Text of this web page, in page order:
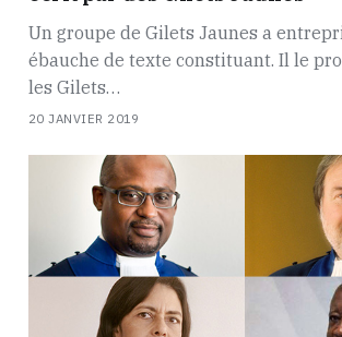
Un groupe de Gilets Jaunes a
ébauche de texte constituant. Il le
les Gilets…
20 JANVIER 2019